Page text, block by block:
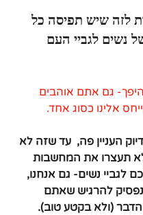
לזה שיש תפיסה כל
נשים לגביי העם
גם אתם אוהבים
אלינו כסוג אחד.
העניין פה,  עד שזה לא
תעצרו את המחשבות
לגביי נשים- גם אנחנו,
להרגיש שאתם
הדבר (ולא בקטע טוב).